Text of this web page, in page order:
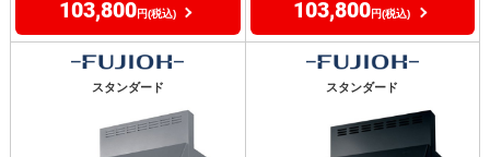
103,800円(税込) 103,800円(税込)
スタンダード スタンダード